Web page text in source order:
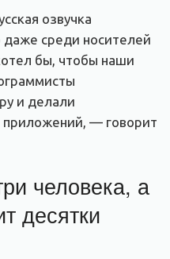
озвучка
даже среди носителей
бы, чтобы наши
и делали
приложений, — говорит
человека, а
десятки